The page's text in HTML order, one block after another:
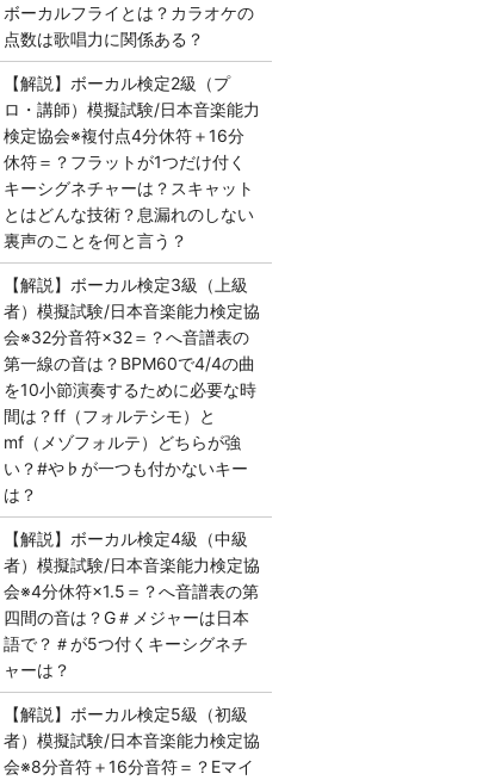
ボーカルフライとは？カラオケの
点数は歌唱力に関係ある？
【解説】ボーカル検定2級（プ
ロ・講師）模擬試験/日本音楽能力
検定協会※複付点4分休符＋16分
休符＝？フラットが1つだけ付く
キーシグネチャーは？スキャット
とはどんな技術？息漏れのしない
裏声のことを何と言う？
【解説】ボーカル検定3級（上級
者）模擬試験/日本音楽能力検定協
会※32分音符×32＝？へ音譜表の
第一線の音は？BPM60で4/4の曲
を10小節演奏するために必要な時
間は？ff（フォルテシモ）と
mf（メゾフォルテ）どちらが強
い？#や♭が一つも付かないキー
は？
【解説】ボーカル検定4級（中級
者）模擬試験/日本音楽能力検定協
会※4分休符×1.5＝？へ音譜表の第
四間の音は？G＃メジャーは日本
語で？＃が5つ付くキーシグネチ
ャーは？
【解説】ボーカル検定5級（初級
者）模擬試験/日本音楽能力検定協
会※8分音符＋16分音符＝？Eマイ